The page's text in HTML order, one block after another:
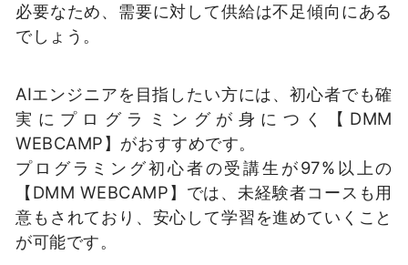
必要なため、需要に対して供給は不足傾向にある
でしょう。
AIエンジニアを目指したい方には、初心者でも確
実にプログラミングが身につく【DMM
WEBCAMP】がおすすめです。
プログラミング初心者の受講生が97%以上の
【DMM WEBCAMP】では、未経験者コースも用
意もされており、安心して学習を進めていくこと
が可能です。